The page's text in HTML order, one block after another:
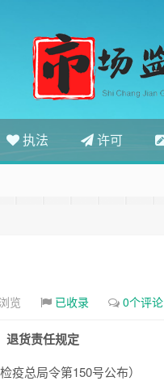
执法 许可
览 已收录 0个评论
退货责任规定
疫总局令第150号公布）